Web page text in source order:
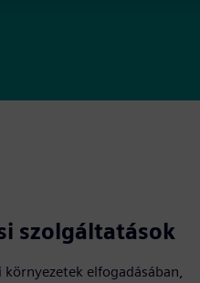
szolgáltatások
elfogadásában,